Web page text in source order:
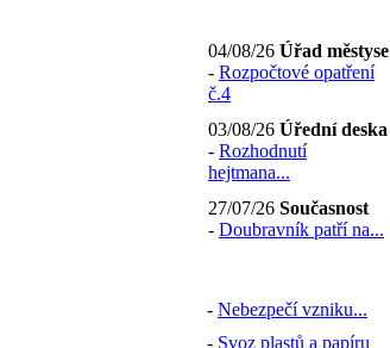
04/08/26 Úřad městyse
- Rozpočtové opatření
č.4
03/08/26 Úřední deska
- Rozhodnutí
hejtmana...
27/07/26 Současnost
- Doubravník patří na...
- Nebezpečí vzniku...
- Svoz plastů a papíru